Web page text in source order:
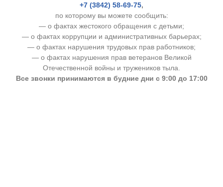
+7 (3842) 58-69-75,
по которому вы можете сообщить:
— о фактах жестокого обращения с детьми;
— о фактах коррупции и административных барьерах;
— о фактах нарушения трудовых прав работников;
— о фактах нарушения прав ветеранов Великой
Отечественной войны и тружеников тыла.
Все звонки принимаются в будние дни с 9:00 до 17:00